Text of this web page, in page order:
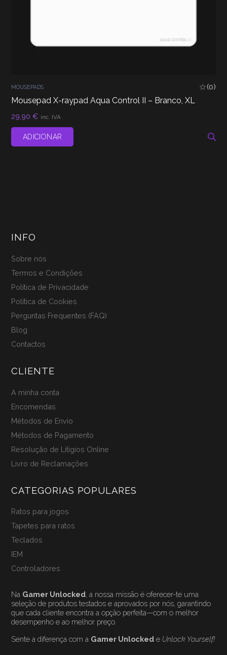
MOUSEPADS (0)
Mousepad X-raypad Aqua Control II – Branco, XL
29,90€ inc. IVA
ADICIONAR
INFO
Sobre nós
Termos e Condições
Política de Privacidade
Política de Cookies
Perguntas Frequentes (FAQ)
Blog
Contactos
CLIENTE
A minha conta
Encomendas
Métodos de Envio
Métodos de Pagamento
Resolução de Litígios Online
Livro de Reclamações
CATEGORIAS POPULARES
Ratos para jogos
Tapetes para ratos
Teclados
IEM
Controladores
Na Gamer Unlocked , a nossa missão é oferecer-te uma
seleção de produtos testados e aprovados por nós, garantindo
que cada cliente encontra a opção perfeita—com o melhor
desempenho e ao melhor preço.
Sente a diferença com a Gamer Unlocked e Unlock Yourself!